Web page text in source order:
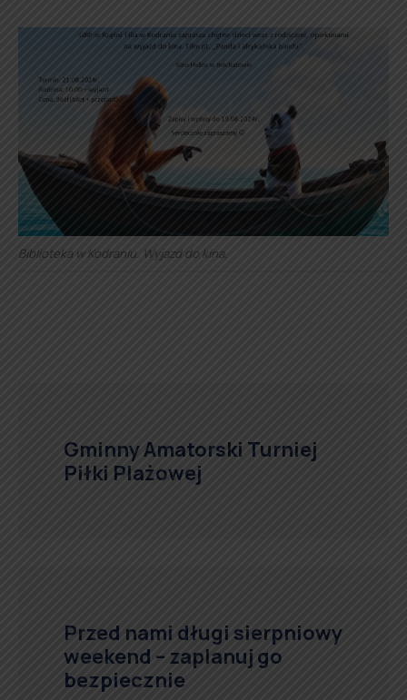
Biblioteka w Kodraniu. Wyjazd do kina.
Gminny Amatorski Turniej
Piłki Plażowej
Przed nami długi sierpniowy
weekend – zaplanuj go
bezpiecznie